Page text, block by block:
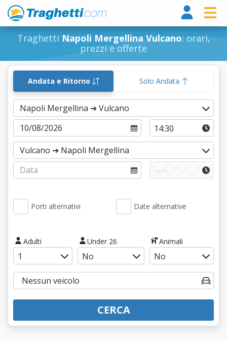
Traghetti Napoli Mergellina Vulcano: orari,
prezzi e offerte
Andata e Ritorno Solo Andata
Porti alternativi Date alternative
Adulti Under 26 Animali
CERCA